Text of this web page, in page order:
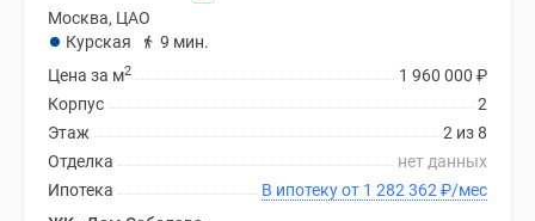
Москва, ЦАО
Курская
9 мин.
1 960 000 ₽
Цена за м2
2
Корпус
2 из 8
Этаж
нет данных
Отделка
В ипотеку от 1 282 362 ₽/мес
Ипотека